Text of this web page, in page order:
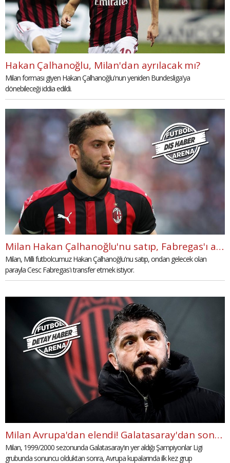
Hakan Çalhanoğlu, Milan'dan ayrılacak mı?
Milan forması giyen Hakan Çalhanoğlu'nun yeniden Bundesliga'ya
dönebileceği iddia edildi.
Milan Hakan Çalhanoğlu'nu satıp, Fabregas'ı almak istiyor
Milan, Milli futbolcumuz Hakan Çalhanoğlu'nu satıp, ondan gelecek olan
parayla Cesc Fabregas'ı transfer etmek istiyor.
Milan Avrupa'dan elendi! Galatasaray'dan sonra ilk kez
Milan, 1999/2000 sezonunda Galatasaray'ın yer aldığı Şampiyonlar Ligi
grubunda sonuncu olduktan sonra, Avrupa kupalarında ilk kez grup